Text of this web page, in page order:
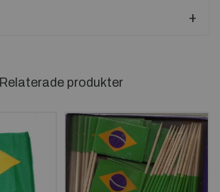
Relaterade produkter